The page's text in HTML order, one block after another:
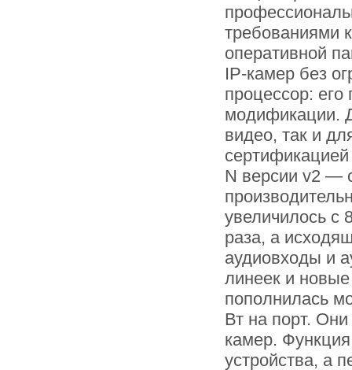
требованиями
оперативной
IP-камер без
процессор:
модификации.
видео, так и
N версии v2 —
увеличилось с
раза, а
аудиовходы и
линеек и
пополнилась
Вт на порт.
камер.
устройства, а